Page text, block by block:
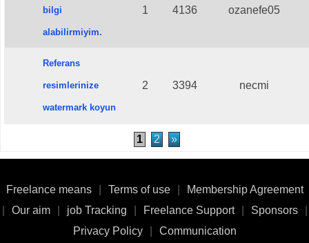
bilgi
alabilirmiyim.
1 4136 ozanefe05
Referans
resimlerinize
watermark koyun
2 3394 necmi
1 2 »
Freelance means Terms of use
Membership Agreement
Our aim job Tracking Freelance Support Sponsors
Privacy Policy
Communication